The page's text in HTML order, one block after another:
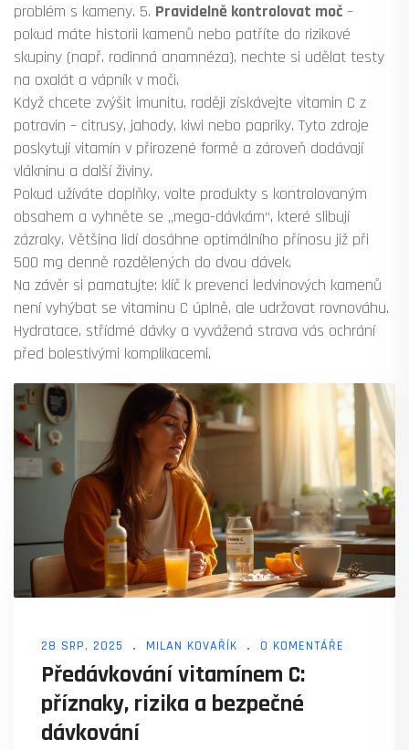
problém s kameny. 5. Pravidelně kontrolovat moč –
pokud máte historii kamenů nebo patříte do rizikové
skupiny (např. rodinná anamnéza), nechte si udělat testy
na oxalát a vápník v moči.
Když chcete zvýšit imunitu, raději získávejte vitamin C z
potravin – citrusy, jahody, kiwi nebo papriky. Tyto zdroje
poskytují vitamín v přirozené formě a zároveň dodávají
vlákninu a další živiny.
Pokud užíváte doplňky, volte produkty s kontrolovaným
obsahem a vyhněte se „mega-dávkám“, které slibují
zázraky. Většina lidí dosáhne optimálního přínosu již při
500 mg denně rozdělených do dvou dávek.
Na závěr si pamatujte: klíč k prevenci ledvinových kamenů
není vyhýbat se vitaminu C úplně, ale udržovat rovnováhu.
Hydratace, střídmé dávky a vyvážená strava vás ochrání
před bolestivými komplikacemi.
28 SRP, 2025 MILAN KOVAŘÍK 0 KOMENTÁŘE
Předávkování vitamínem C:
příznaky, rizika a bezpečné
dávkování